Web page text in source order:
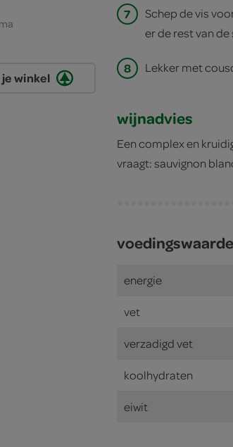
van
je winkel
7
Schep de vis
er de rest van
8 Lekker met
wijnadvies
Een complex en
vraagt: sauvignon
energie
vet
verzadigd vet
koolhydraten
eiwit